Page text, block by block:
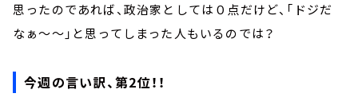
思ったのであれば、政治家としては０点だけど、「ドジだ
なぁ～～」と思ってしまった人もいるのでは？
今週の言い訳、第2位！！